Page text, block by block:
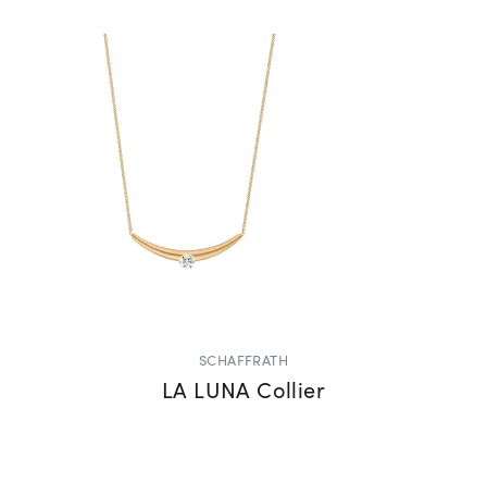
SCHAFFRATH
LA LUNA Collier